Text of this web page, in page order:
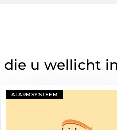
die u wellicht
ALARMSYSTEEM